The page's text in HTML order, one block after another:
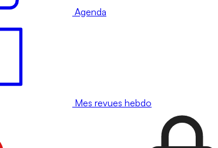
Agenda
Mes revues hebdo